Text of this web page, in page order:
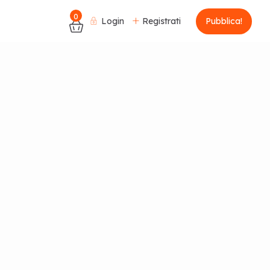
0 Login Registrati Pubblica!